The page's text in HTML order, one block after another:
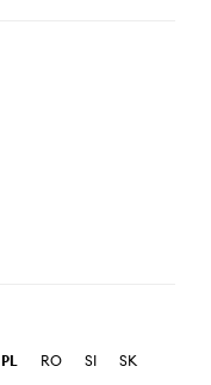
PL RO SI
SK